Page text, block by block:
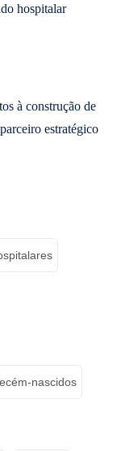
hospitalar
à construção de
estratégico
nascidos